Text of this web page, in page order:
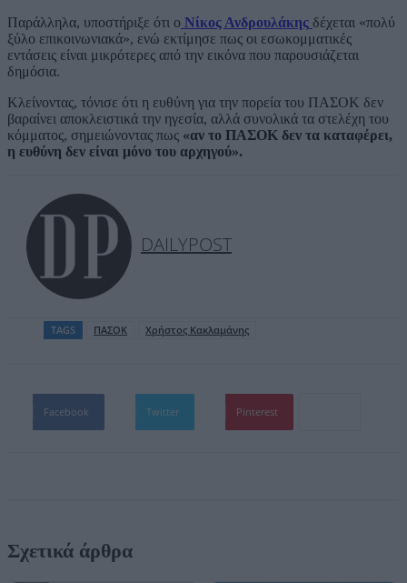
Παράλληλα, υποστήριξε ότι ο Νίκος Ανδρουλάκης δέχεται «πολύ
ξύλο επικοινωνιακά», ενώ εκτίμησε πως οι εσωκομματικές
εντάσεις είναι μικρότερες από την εικόνα που παρουσιάζεται
δημόσια.
Κλείνοντας, τόνισε ότι η ευθύνη για την πορεία του ΠΑΣΟΚ δεν
βαραίνει αποκλειστικά την ηγεσία, αλλά συνολικά τα στελέχη του
κόμματος, σημειώνοντας πως «αν το ΠΑΣΟΚ δεν τα καταφέρει,
η ευθύνη δεν είναι μόνο του αρχηγού».
DAILYPOST
TAGS ΠΑΣΟΚ Χρήστος Κακλαμάνης
Facebook Twitter Pinterest
Σχετικά άρθρα